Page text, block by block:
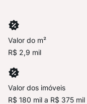
Valor do m²
R$ 2,9 mil
Valor dos imóveis
R$ 180 mil a R$ 375 mil